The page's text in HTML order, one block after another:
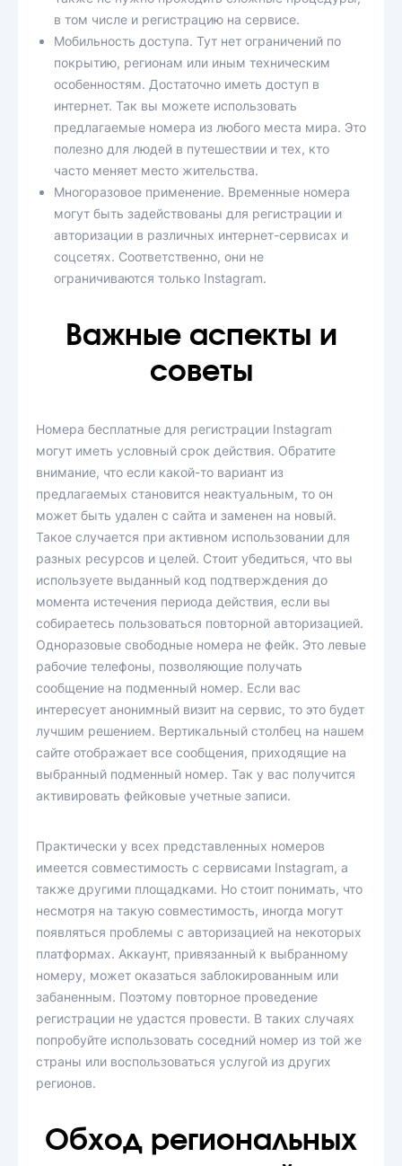
в том числе и регистрацию на сервисе.
Мобильность доступа. Тут нет ограничений по
покрытию, регионам или иным техническим
особенностям. Достаточно иметь доступ в
интернет. Так вы можете использовать
предлагаемые номера из любого места мира. Это
полезно для людей в путешествии и тех, кто
часто меняет место жительства.
Многоразовое применение. Временные номера
могут быть задействованы для регистрации и
авторизации в различных интернет-сервисах и
соцсетях. Соответственно, они не
ограничиваются только Instagram.
Важные аспекты и
советы
Номера бесплатные для регистрации Instagram
могут иметь условный срок действия. Обратите
внимание, что если какой-то вариант из
предлагаемых становится неактуальным, то он
может быть удален с сайта и заменен на новый.
Такое случается при активном использовании для
разных ресурсов и целей. Стоит убедиться, что вы
используете выданный код подтверждения до
момента истечения периода действия, если вы
собираетесь пользоваться повторной авторизацией.
Одноразовые свободные номера не фейк. Это левые
рабочие телефоны, позволяющие получать
сообщение на подменный номер. Если вас
интересует анонимный визит на сервис, то это будет
лучшим решением. Вертикальный столбец на нашем
сайте отображает все сообщения, приходящие на
выбранный подменный номер. Так у вас получится
активировать фейковые учетные записи.
Практически у всех представленных номеров
имеется совместимость с сервисами Instagram, а
также другими площадками. Но стоит понимать, что
несмотря на такую совместимость, иногда могут
появляться проблемы с авторизацией на некоторых
платформах. Аккаунт, привязанный к выбранному
номеру, может оказаться заблокированным или
забаненным. Поэтому повторное проведение
регистрации не удастся провести. В таких случаях
попробуйте использовать соседний номер из той же
страны или воспользоваться услугой из других
регионов.
Обход региональных